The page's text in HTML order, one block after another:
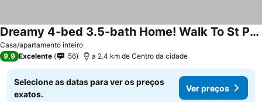
Casa/apartamento inteiro
Dreamy 4-bed 3.5-bath Home! Walk To St Paul, St Ambrose, Outing Club, Vanderveer
9,9 Excelente 56 a 2.4 km de Centro da cidade
Selecione as datas para ver os preços
exatos.
Ver preços